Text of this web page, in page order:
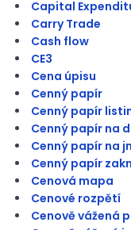
Capital
Carry Trade
Cash flow
CE3
Cena úpisu
Cenný papír
Cenný papír
Cenný papír na
Cenný papír na
Cenný papír
Cenová mapa
Cenové rozpětí
Cenově vážená